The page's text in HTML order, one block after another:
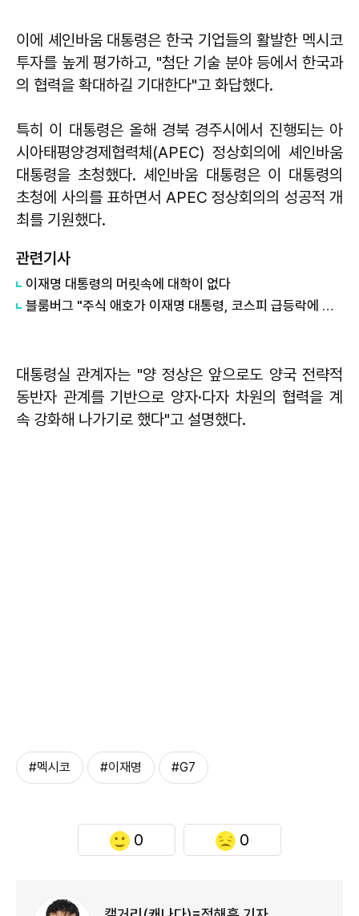
이에 셰인바움대통령은 한국 기업들의 활발한 멕시코
투자를 높게 평가하고, "첨단 기술 분야 등에서 한국과
의 협력을 확대하길 기대한다"고 화답했다.
특히 이 대통령은 올해 경북 경주시에서 진행되는 아
시아태평양경제협력체(APEC) 정상회의에 셰인바움
대통령을 초청했다. 셰인바움 대통령은 이 대통령의
초청에 사의를 표하면서 APEC 정상회의의 성공적 개
최를 기원했다.
관련기사
이재명 대통령의 머릿속에 대학이 없다
블룸버그 "주식 애호가 이재명 대통령, 코스피 급등락에 역풍"
대통령실 관계자는 "양 정상은 앞으로도 양국 전략적
동반자 관계를 기반으로 양자·다자 차원의 협력을 계
속 강화해 나가기로 했다"고 설명했다.
#멕시코 #이재명 #G7
0 0